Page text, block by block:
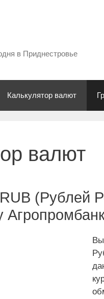
в Приднестровье
Калькулятор валют
валют
(Рублей
Вы